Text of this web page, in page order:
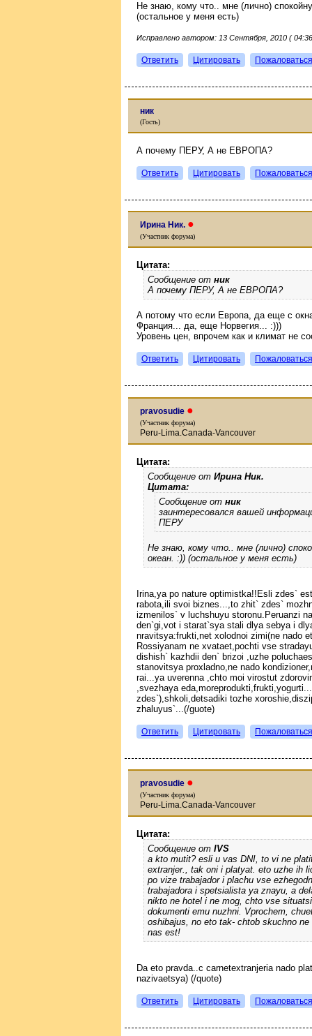
Не знаю, кому что.. мне (лично)
(остальное у меня есть)
Исправлено автором: 13 Сентября, 2010 (
Ответить Цитировать Пожаловаться
ник
(Гость)
А почему ПЕРУ, А не ЕВРОПА?
Ответить Цитировать Пожаловаться
Ирина Ник. ●
(Участник форума)
Цитата:
Сообщение от ник
А почему ПЕРУ, А не ЕВРОПА?
А потому что если Европа, да еще с
Франция... да, еще Норвегия... :)))
Уровень цен, впрочем как и климат не
Ответить Цитировать Пожаловаться
pravosudie ●
(Участник форума)
Peru-Lima.Canada-Vancouver
Цитата:
Сообщение от Ирина Ник.
Цитата:
Сообщение от ник
заинтересовался вашей
ПЕРУ
Не знаю, кому что.. мне (лично)
океан. :)) (остальное у меня есть)
Irina,ya po nature optimistka!!Esli zdes`
rabota,ili svoi biznes...,to zhit` zdes`
izmenilos` v luchshuyu storonu.Peruanzi
den`gi,vot i starat`sya stali dlya sebya i
nravitsya:frukti,net xolodnoi zimi(ne nado
Rossiyanam ne xvataet,pochti vse
dishish` kazhdii den` brizoi ,uzhe
stanovitsya proxladno,ne nado
rai...ya uverenna ,chto moi virostut
,svezhaya
zdes`),shkoli,detsadiki tozhe
zhaluyus`...(/guote)
Ответить Цитировать Пожаловаться
pravosudie ●
(Участник форума)
Peru-Lima.Canada-Vancouver
Цитата:
Сообщение от IVS
a kto mutit? esli u vas DNI, to vi ne
extranjer., tak oni i platyat. eto uzhe ih
po vize trabajador i plachu vse
trabajadora i spetsialista ya znayu, a
nikto ne hotel i ne mog, chto vse
dokumenti emu nuzhni. Vprochem,
oshibajus, no eto tak- chtob skuchno
nas est!
Da eto pravda..c carnetextranjeria nado
nazivaetsya) (/quote)
Ответить Цитировать Пожаловаться